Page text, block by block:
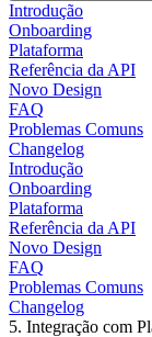
Introdução
Onboarding
Plataforma
Referência da API
Novo Design
FAQ
Problemas Comuns
Changelog
Introdução
Onboarding
Plataforma
Referência da API
Novo Design
FAQ
Problemas Comuns
Changelog
5. Integração com